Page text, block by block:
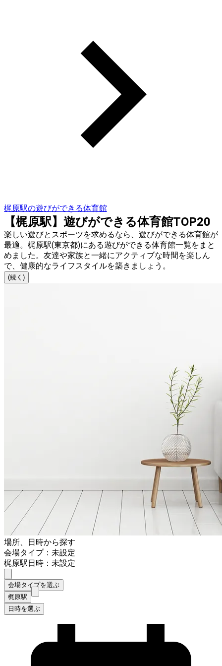
梶原駅の遊びができる体育館
【梶原駅】遊びができる体育館TOP20
楽しい遊びとスポーツを求めるなら、遊びができる体育館が
最適。梶原駅(東京都)にある遊びができる体育館一覧をまと
めました。友達や家族と一緒にアクティブな時間を楽しん
で、健康的なライフスタイルを築きましょう。
(続く)
場所、日時から探す
会場タイプ：未設定
梶原駅日時：未設定
会場タイプを選ぶ
梶原駅
日時を選ぶ